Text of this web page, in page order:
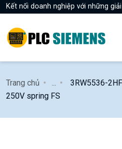
Kết nối doanh nghiệp với những
Trang chủ
3RW5536-
250V spring FS